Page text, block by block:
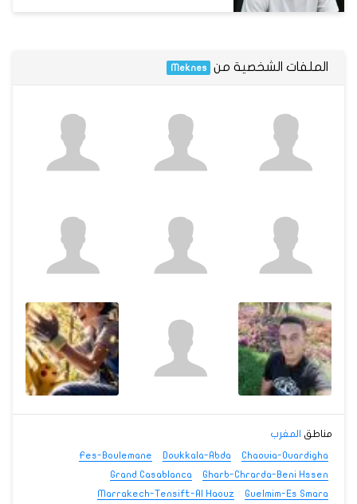
الملفات الشخصية من Meknes
مناطق المغرب
Chaouia-Ouardigha
Doukkala-Abda
Fes-Boulemane
Gharb-Chrarda-Beni Hssen
Grand Casablanca
Guelmim-Es Smara
Marrakech-Tensift-Al Haouz